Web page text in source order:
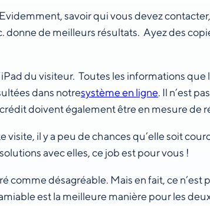
savoir qui vous devez
de meilleurs résultats. Ayez des
du visiteur. Toutes les informations
dans notresystème en ligne. Il n’est
doivent également être en mesure de
il y a peu de chances qu’elle soit
avec elles, ce job est pour vous !
désagréable. Mais en fait, ce n’est
est la meilleure manière pour les